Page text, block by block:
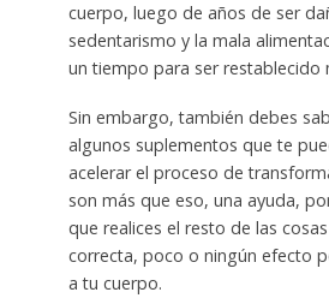
cuerpo, luego de años de ser
sedentarismo y la mala
un tiempo para ser restablecido
Sin embargo, también debes
algunos suplementos que te
acelerar el proceso de
son más que eso, una ayuda,
que realices el resto de las
correcta, poco o ningún efecto
a tu cuerpo.